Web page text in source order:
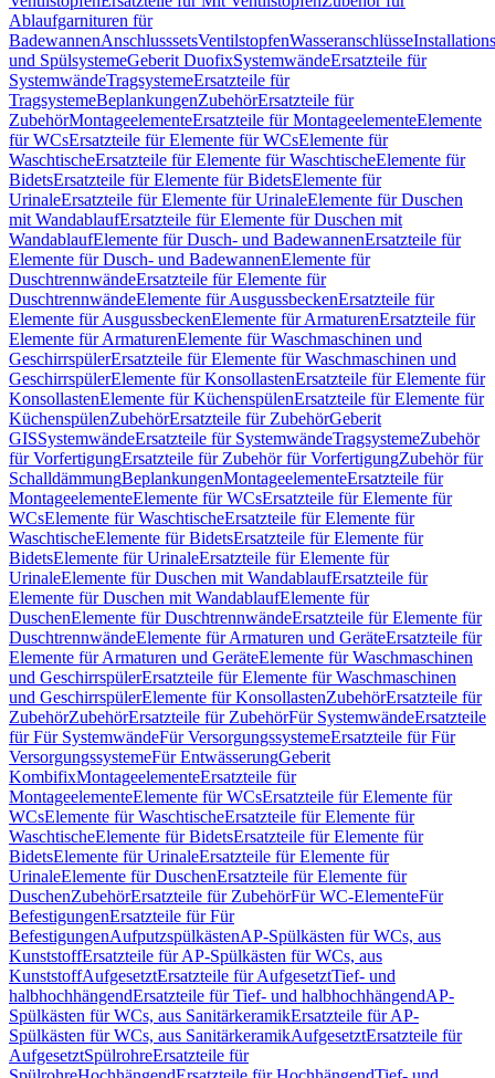
Ablaufgarnituren für
BadewannenAnschlusssetsVentilstopfenWasseranschlüsse
und SpülsystemeGeberit DuofixSystemwändeErsatzteile für
SystemwändeTragsystemeErsatzteile für
TragsystemeBeplankungenZubehörErsatzteile für
ZubehörMontageelementeErsatzteile für MontageelementeElemente
für WCsErsatzteile für Elemente für WCsElemente für
WaschtischeErsatzteile für Elemente für WaschtischeElemente für
BidetsErsatzteile für Elemente für BidetsElemente für
UrinaleErsatzteile für Elemente für UrinaleElemente für Duschen
mit WandablaufErsatzteile für Elemente für Duschen mit
WandablaufElemente für Dusch- und BadewannenErsatzteile für
Elemente für Dusch- und BadewannenElemente für
DuschtrennwändeErsatzteile für Elemente für
DuschtrennwändeElemente für AusgussbeckenErsatzteile für
Elemente für AusgussbeckenElemente für ArmaturenErsatzteile für
Elemente für ArmaturenElemente für Waschmaschinen und
GeschirrspülerErsatzteile für Elemente für Waschmaschinen und
GeschirrspülerElemente für KonsollastenErsatzteile für Elemente für
KonsollastenElemente für KüchenspülenErsatzteile für Elemente für
KüchenspülenZubehörErsatzteile für ZubehörGeberit
GISSystemwändeErsatzteile für SystemwändeTragsystemeZubehör
für VorfertigungErsatzteile für Zubehör für VorfertigungZubehör für
SchalldämmungBeplankungenMontageelementeErsatzteile für
MontageelementeElemente für WCsErsatzteile für Elemente für
WCsElemente für WaschtischeErsatzteile für Elemente für
WaschtischeElemente für BidetsErsatzteile für Elemente für
BidetsElemente für UrinaleErsatzteile für Elemente für
UrinaleElemente für Duschen mit WandablaufErsatzteile für
Elemente für Duschen mit WandablaufElemente für
DuschenElemente für DuschtrennwändeErsatzteile für Elemente für
DuschtrennwändeElemente für Armaturen und GeräteErsatzteile für
Elemente für Armaturen und GeräteElemente für Waschmaschinen
und GeschirrspülerErsatzteile für Elemente für Waschmaschinen
und GeschirrspülerElemente für KonsollastenZubehörErsatzteile für
ZubehörZubehörErsatzteile für ZubehörFür SystemwändeErsatzteile
für Für SystemwändeFür VersorgungssystemeErsatzteile für Für
VersorgungssystemeFür EntwässerungGeberit
KombifixMontageelementeErsatzteile für
MontageelementeElemente für WCsErsatzteile für Elemente für
WCsElemente für WaschtischeErsatzteile für Elemente für
WaschtischeElemente für BidetsErsatzteile für Elemente für
BidetsElemente für UrinaleErsatzteile für Elemente für
UrinaleElemente für DuschenErsatzteile für Elemente für
DuschenZubehörErsatzteile für ZubehörFür WC-ElementeFür
BefestigungenErsatzteile für Für
BefestigungenAufputzspülkästenAP-Spülkästen für WCs, aus
KunststoffErsatzteile für AP-Spülkästen für WCs, aus
KunststoffAufgesetztErsatzteile für AufgesetztTief- und
halbhochhängendErsatzteile für Tief- und halbhochhängendAP-
Spülkästen für WCs, aus SanitärkeramikErsatzteile für AP-
Spülkästen für WCs, aus SanitärkeramikAufgesetztErsatzteile für
AufgesetztSpülrohreErsatzteile für